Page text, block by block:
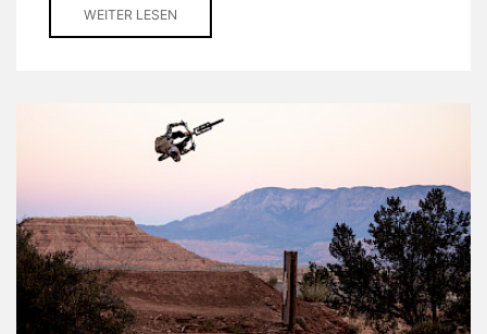
WEITER LESEN